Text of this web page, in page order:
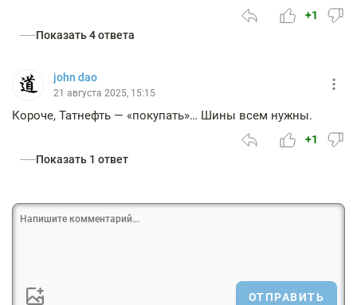
+1
Показать 4 ответа
john dao
21 августа 2025, 15:15
Короче, Татнефть — «покупать»… Шины всем нужны.
+1
Показать 1 ответ
ОТПРАВИТЬ